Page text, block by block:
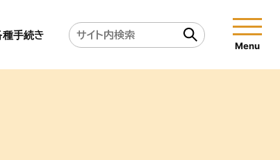
種手続き